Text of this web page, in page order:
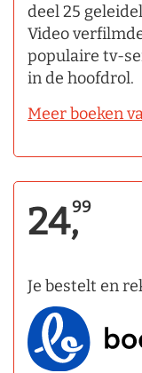
deel 25
Video
populaire tv-
in de hoofdrol.
Meer boeken
24,99
Je bestelt en